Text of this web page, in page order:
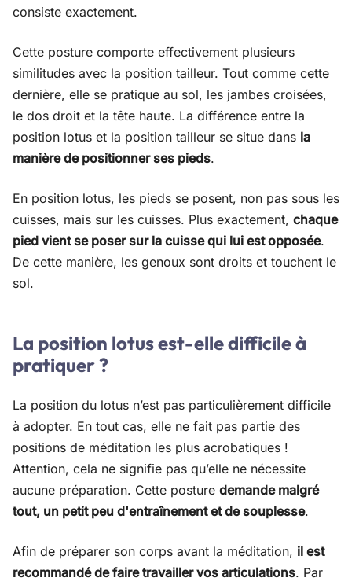
consiste exactement.
Cette posture comporte effectivement plusieurs
similitudes avec la position tailleur. Tout comme cette
dernière, elle se pratique au sol, les jambes croisées,
le dos droit et la tête haute. La différence entre la
position lotus et la position tailleur se situe dans la
manière de positionner ses pieds.
En position lotus, les pieds se posent, non pas sous les
cuisses, mais sur les cuisses. Plus exactement, chaque
pied vient se poser sur la cuisse qui lui est opposée.
De cette manière, les genoux sont droits et touchent le
sol.
La position lotus est-elle difficile à
pratiquer ?
La position du lotus n’est pas particulièrement difficile
à adopter. En tout cas, elle ne fait pas partie des
positions de méditation les plus acrobatiques !
Attention, cela ne signifie pas qu’elle ne nécessite
aucune préparation. Cette posture demande malgré
tout, un petit peu d'entraînement et de souplesse.
Afin de préparer son corps avant la méditation, il est
recommandé de faire travailler vos articulations. Par